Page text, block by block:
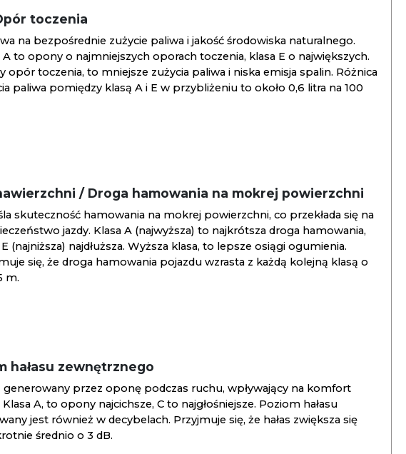
toczenia
na bezpośrednie zużycie paliwa i jakość środowiska naturalnego.
A to opony o najmniejszych oporach toczenia, klasa E o największych.
opór toczenia, to mniejsze zużycia paliwa i niska emisja spalin. Różnica
paliwa pomiędzy klasą A i E w przybliżeniu to około 0,6 litra na 100
/ Droga hamowania na mokrej powierzchni
skuteczność hamowania na mokrej powierzchni, co przekłada się na
jazdy. Klasa A (najwyższa) to najkrótsza droga hamowania,
(najniższa) najdłuższa. Wyższa klasa, to lepsze osiągi ogumienia.
się, że droga hamowania pojazdu wzrasta z każdą kolejną klasą o
m.
hałasu zewnętrznego
generowany przez oponę podczas ruchu, wpływający na komfort
Klasa A, to opony najcichsze, C to najgłośniejsze. Poziom hałasu
jest również w decybelach. Przyjmuje się, że hałas zwiększa się
średnio o 3 dB.